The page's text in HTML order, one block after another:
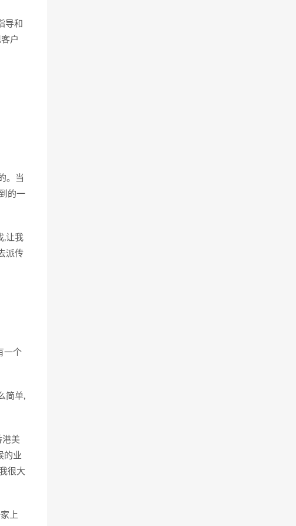
导和
户
。当
的一
,让我
派传
一个
简单,
港美
的业
很大
上